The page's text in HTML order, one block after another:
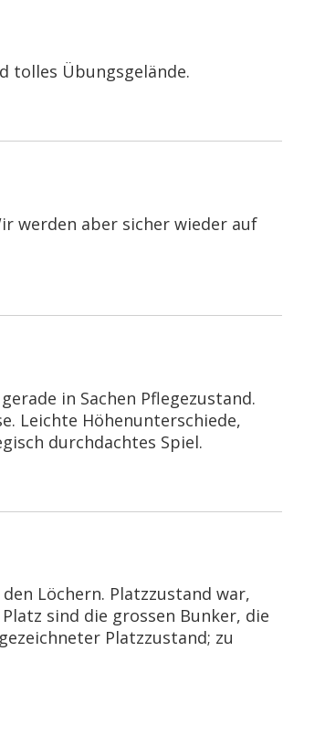
tolles Übungsgelände.
werden aber sicher wieder auf
in Sachen Pflegezustand.
Leichte Höhenunterschiede,
durchdachtes Spiel.
Löchern. Platzzustand war,
sind die grossen Bunker, die
Platzzustand; zu